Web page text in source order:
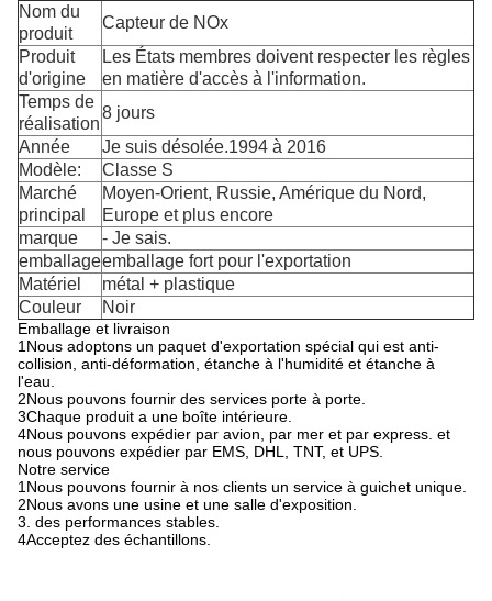
Nom du
produit
Capteur de NOx
Produit
d'origine
Les États membres doivent respecter les règles
en matière d'accès à l'information.
Temps de
réalisation
8 jours
Année
Je suis désolée.1994 à 2016
Modèle:
Classe S
Marché
principal
Moyen-Orient, Russie, Amérique du Nord,
Europe et plus encore
marque
- Je sais.
emballageemballage fort pour l'exportation
Matériel
métal + plastique
Couleur
Noir
Emballage et livraison
1Nous adoptons un paquet d'exportation spécial qui est anti-
collision, anti-déformation, étanche à l'humidité et étanche à
l'eau.
2Nous pouvons fournir des services porte à porte.
3Chaque produit a une boîte intérieure.
4Nous pouvons expédier par avion, par mer et par express. et
nous pouvons expédier par EMS, DHL, TNT, et UPS.
Notre service
1Nous pouvons fournir à nos clients un service à guichet unique.
2Nous avons une usine et une salle d'exposition.
3. des performances stables.
4Acceptez des échantillons.